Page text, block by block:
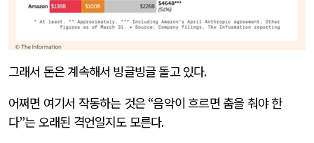
그래서 돈은 계속해서 빙글빙글 돌고 있다.
어쩌면 여기서 작동하는 것은“음악이 흐르면 춤을 춰야 한
다”는 오래된 격언일지도 모른다.